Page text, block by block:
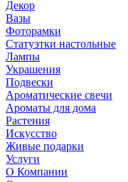
Декор
Вазы
Фоторамки
Статуэтки настольные
Лампы
Украшения
Подвески
Ароматические свечи
Ароматы для дома
Растения
Искусство
Живые подарки
Услуги
О Компании